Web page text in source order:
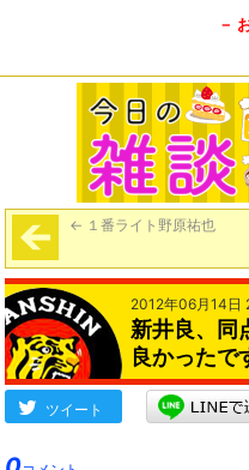
－
← １番ライト野原祐也
2012年06月14日
新井良、同
良かったで
ツイート